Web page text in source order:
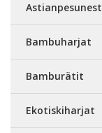
Bambuharjat
Bamburätit
Ekotiskiharjat